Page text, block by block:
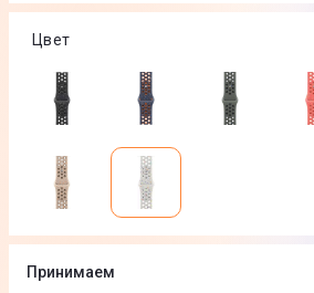
Цвет
Принимаем